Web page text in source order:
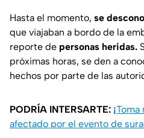
Hasta el momento, se
que viajaban a bordo de la
reporte de personas heridas.
próximas horas, se den a
hechos por parte de las
PODRÍA INTERSARTE: ¡Toma
afectado por el evento de